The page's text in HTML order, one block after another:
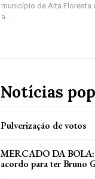
município de Alta Floresta
a...
Notícias
Pulverização de votos
MERCADO DA BOLA:
acordo para ter Bruno